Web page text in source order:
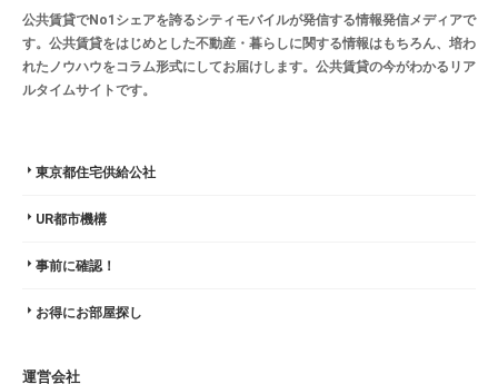
公共賃貸でNo1シェアを誇るシティモバイルが発信する情報発信メディアで
す。公共賃貸をはじめとした不動産・暮らしに関する情報はもちろん、培わ
れたノウハウをコラム形式にしてお届けします。公共賃貸の今がわかるリア
ルタイムサイトです。
東京都住宅供給公社
UR都市機構
事前に確認！
お得にお部屋探し
運営会社